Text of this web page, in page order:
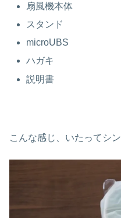
扇風機本体
スタンド
microUBS
ハガキ
説明書
こんな感じ、いたってシン